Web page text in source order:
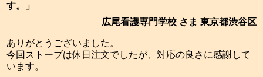
す。」
広尾看護専門学校 さま 東京都渋谷区
ありがとうございました。
今回ストーブは休日注文でしたが、対応の良さに感謝して
います。